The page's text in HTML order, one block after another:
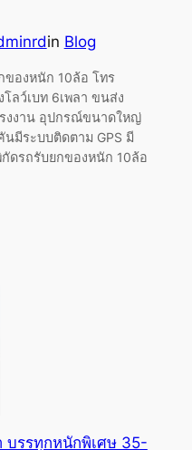
in Blog
ของหนัก 10ล้อ โทร
ลว์เบท 6เพลา ขนส่ง
งงาน อุปกรณ์ขนาดใหญ่
มีระบบติดตาม GPS มี
ดรถรับยกของหนัก 10ล้อ
บรรทุกหนักพิเศษ 35-